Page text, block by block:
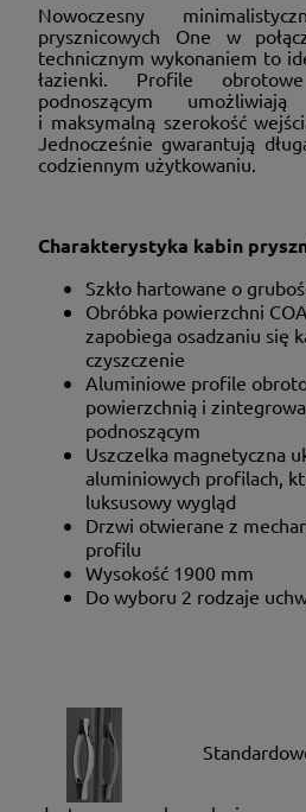
Nowoczesny
prysznicowych One w
technicznym wykonaniem to
łazienki. Profile
podnoszącym
i maksymalną szerokość
Jednocześnie gwarantują
codziennym użytkowaniu.
Charakterystyka kabin
Szkło hartowane o
Obróbka powierzchni
zapobiega osadzaniu się
czyszczenie
Aluminiowe profile
powierzchnią i
podnoszącym
Uszczelka magnetyczna
aluminiowych profilach,
luksusowy wygląd
Drzwi otwierane z
profilu
Wysokość 1900 mm
Do wyboru 2 rodzaje
Standardowe